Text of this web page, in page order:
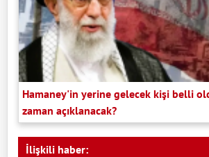
Hamaney'in yerine gelecek kişi belli
zaman açıklanacak?
İlişkili haber: